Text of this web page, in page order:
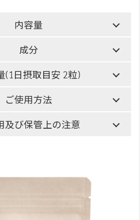
内容量
成分
(1日摂取目安 2粒)
ご使用方法
及び保管上の注意